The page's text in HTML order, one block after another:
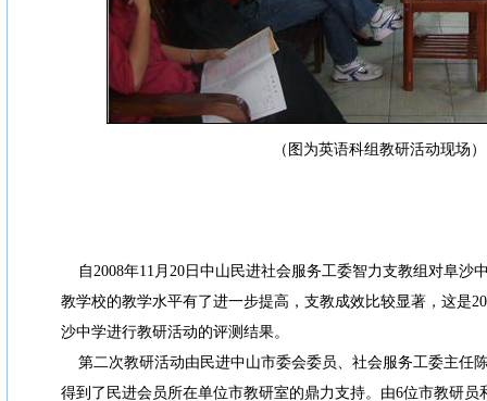
（图为英语科组教研活动现场）
自2008年11月20日中山民进社会服务工委智力支教组对阜沙
教学校的教学水平有了进一步提高，支教成效比较显著，这是
沙中学进行教研活动的评测结果。
第二次教研活动由民进中山市委会委员、社会服务工委主任
得到了民进会员所在单位市教研室的鼎力支持。由6位市教研员